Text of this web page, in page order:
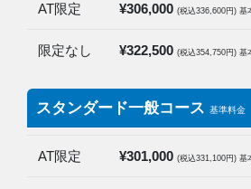
AT限定 ¥306,000 (税込336,600円) 基
限定なし ¥322,500 (税込354,750円) 基
スタンダード一般コース 基準料金
AT限定 ¥301,000 (税込331,100円) 基